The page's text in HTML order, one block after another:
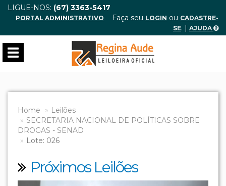
LIGUE-NOS: (67) 3363-5417
PORTAL ADMINISTRATIVO Faça seu LOGIN ou CADASTRE-
SE. | AJUDA
Toggle
navigation
Home
Leilões
SECRETARIA NACIONAL DE POLÍTICAS SOBRE
DROGAS - SENAD
Lote: 026
Próximos Leilões